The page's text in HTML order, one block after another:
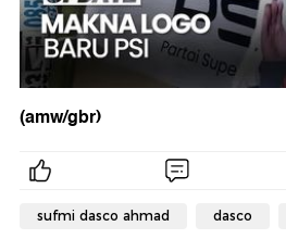
(amw/gbr)
sufmi dasco ahmad dasco